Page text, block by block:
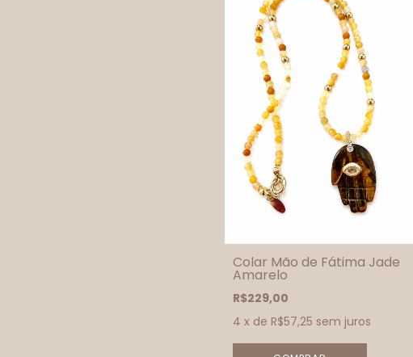
Colar Mão de Fátima Jade
Amarelo
R$229,00
4 x de R$57,25 sem juros